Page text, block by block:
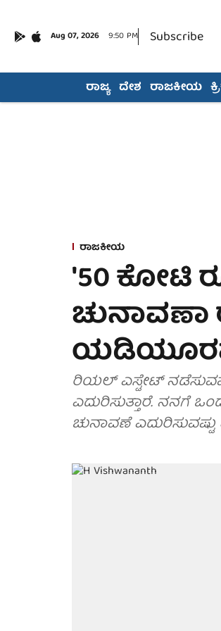
Aug 07, 2026 9:50 PM Subscribe
ರಾಜ್ಯ ದೇಶ ರಾಜಕೀಯ
ರಾಜಕೀಯ
'50 ಕೋಟಿ
ಚುನಾವಣಾ
ರಿಯಲ್ ಎಸ್ಟೇಟ್
ಎದುರಿಸುತ್ತಾರೆ. ನನಗೆ
ಚುನಾವಣೆ ಎದುರಿಸುವಷ್ಟು